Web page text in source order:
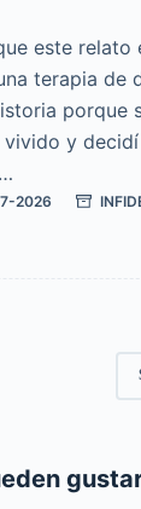
este relato
terapia de
porque
vivido y
2026